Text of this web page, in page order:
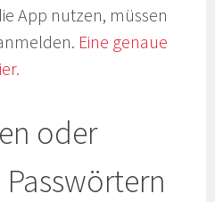
App nutzen, müssen
Eine genaue
oder